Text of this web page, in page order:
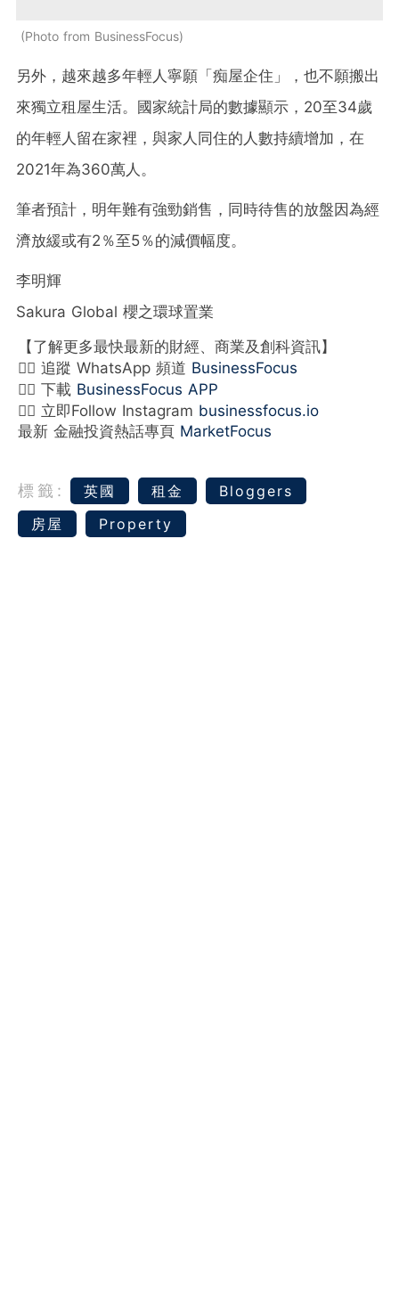
Photo from BusinessFocus
另外，越來越多年輕人寧願「痴屋企住」，也不願搬出
來獨立租屋生活。國家統計局的數據顯示，20至34歲
的年輕人留在家裡，與家人同住的人數持續增加，在
2021年為360萬人。
筆者預計，明年難有強勁銷售，同時待售的放盤因為經
濟放緩或有2％至5％的減價幅度。
李明輝
Sakura Global 櫻之環球置業
【了解更多最快最新的財經、商業及創科資訊】
👉🏻 追蹤 WhatsApp 頻道 BusinessFocus
👉🏻 下載 BusinessFocus APP
👉🏻 立即Follow Instagram businessfocus.io
最新 金融投資熱話專頁 MarketFocus
標籤: 英國 租金
Bloggers
房屋
Property